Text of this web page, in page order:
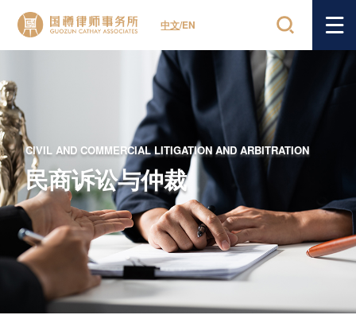
中文/EN
CIVIL AND COMMERCIAL LITIGATION AND ARBITRATION
民商诉讼与仲裁